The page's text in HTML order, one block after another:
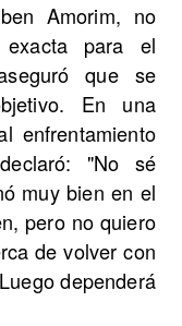
Amorim, no
para el
que se
En una
enfrentamiento
"No sé
muy bien en el
pero no quiero
de volver con
dependerá